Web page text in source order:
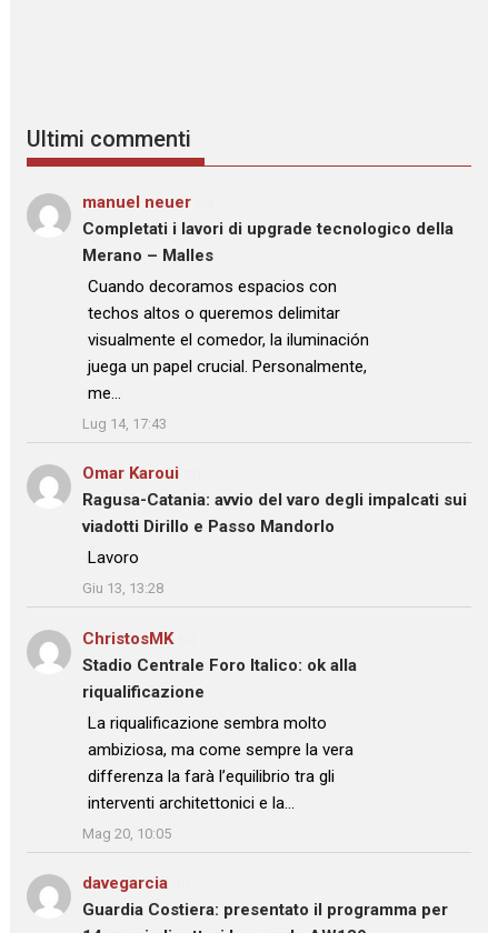
Ultimi commenti
manuel neuer
Completati i lavori di upgrade tecnologico della
Merano – Malles
: “
Cuando decoramos espacios con
techos altos o queremos delimitar
visualmente el comedor, la iluminación
juega un papel crucial. Personalmente,
me…
”
Lug 14, 17:43
Omar Karoui
Ragusa-Catania: avvio del varo degli impalcati sui
viadotti Dirillo e Passo Mandorlo
: “Lavoro
”
Giu 13, 13:28
ChristosMKsu
Stadio Centrale Foro Italico: ok alla
riqualificazione
: “La riqualificazione sembra molto
ambiziosa, ma come sempre la vera
differenza la farà l’equilibrio tra gli
interventi architettonici e la…
”
Mag 20, 10:05
davegarcia
Guardia Costiera: presentato il programma per